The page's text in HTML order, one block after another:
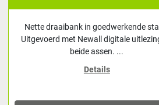
in goedwerkende staat.
met Newall digitale uitlezing op